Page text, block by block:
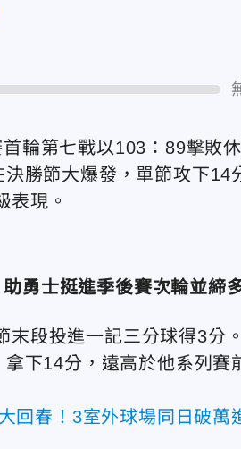
輪第七戰以103：89擊敗
勝節大爆發，單節攻下14
表現。
勇士挺進季後賽次輪並締
末段投進一記三分球得3分
下14分，遠高於他系列賽
回春！3室外球場同日破